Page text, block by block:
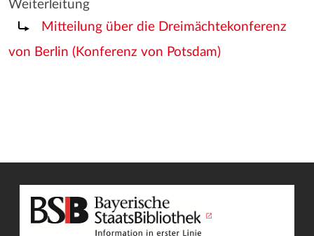
Weiterleitung
Weiterleitung nach:
Mitteilung über die Dreimächtekonferenz
von Berlin (Konferenz von Potsdam)